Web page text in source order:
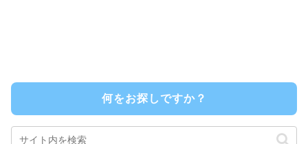
何をお探しですか？